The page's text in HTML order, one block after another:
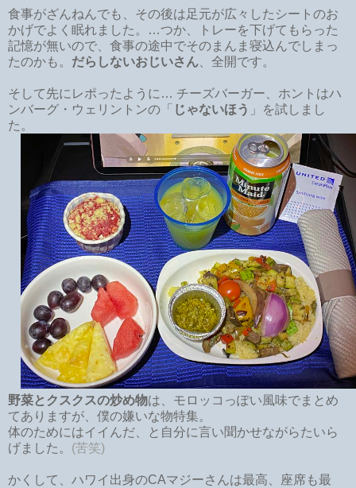
食事がざんねんでも、その後は足元が広々したシートのお
かげでよく眠れました。…つか、トレーを下げてもらった
記憶が無いので、食事の途中でそのまんま寝込んでしまっ
たのかも。 だらしないおじいさん 、全開です。
そして先にレポったように… チーズバーガー、ホントはハ
ンバーグ・ウェリントンの「
じゃないほう 」を試しまし
た。
野菜とクスクスの炒め物は、モロッコっぽい風味でまとめ
てありますが、僕の嫌いな物特集。
体のためにはイイんだ、と自分に言い聞かせながらたいら
げました。 (苦笑)
かくして、ハワイ出身のCAマジーさんは最高、座席も最